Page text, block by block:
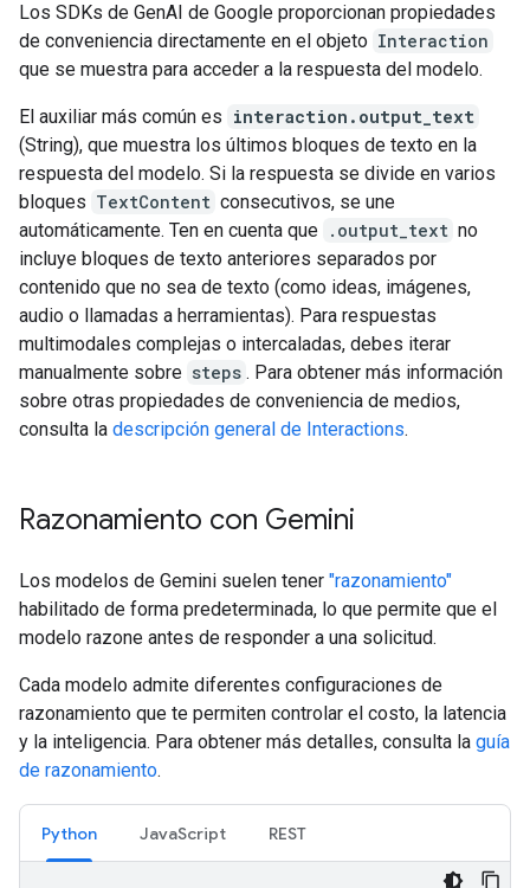
Los SDKs de GenAI de Google proporcionan propiedades
de conveniencia directamente en el objeto Interaction
que se muestra para acceder a la respuesta del modelo.
El auxiliar más común es interaction.output_text
(String), que muestra los últimos bloques de texto en la
respuesta del modelo. Si la respuesta se divide en varios
bloques TextContent consecutivos, se une
automáticamente. Ten en cuenta que .output_text no
incluye bloques de texto anteriores separados por
contenido que no sea de texto (como ideas, imágenes,
audio o llamadas a herramientas). Para respuestas
multimodales complejas o intercaladas, debes iterar
manualmente sobre steps . Para obtener más información
sobre otras propiedades de conveniencia de medios,
consulta la descripción general de Interactions.
Razonamiento con Gemini
Los modelos de Gemini suelen tener "razonamiento"
habilitado de forma predeterminada, lo que permite que el
modelo razone antes de responder a una solicitud.
Cada modelo admite diferentes configuraciones de
razonamiento que te permiten controlar el costo, la latencia
y la inteligencia. Para obtener más detalles, consulta la guía
de razonamiento.
Python JavaScript REST